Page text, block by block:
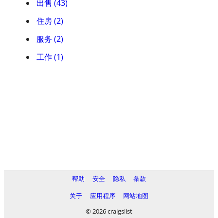
出售 (43)
住房 (2)
服务 (2)
工作 (1)
帮助 安全 隐私
条款
关于
应用程序
网站地图
© 2026 craigslist